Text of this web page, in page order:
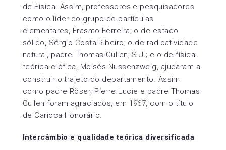
de Física. Assim, professores e pesquisadores
como o líder do grupo de partículas
elementares, Erasmo Ferreira; o de estado
sólido, Sérgio Costa Ribeiro; o de radioatividade
natural, padre Thomas Cullen, S.J.; e o de física
teórica e ótica, Moisés Nussenzweig, ajudaram a
construir o trajeto do departamento. Assim
como padre Röser, Pierre Lucie e padre Thomas
Cullen foram agraciados, em 1967, com o título
de Carioca Honorário.
Intercâmbio e qualidade teórica diversificada